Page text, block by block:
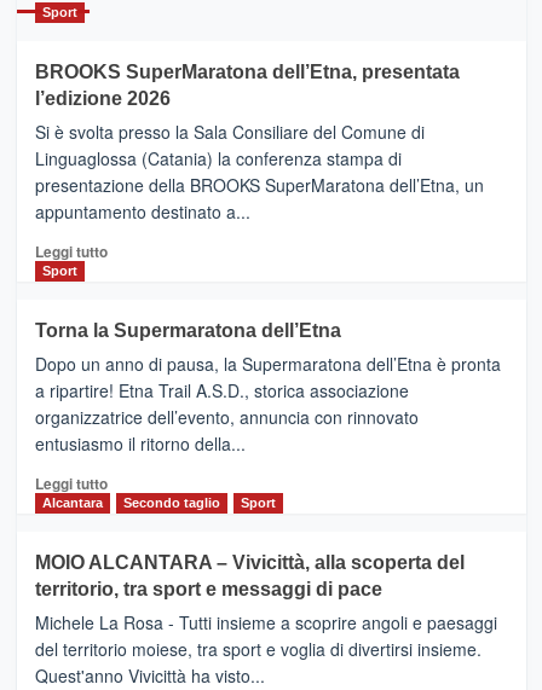
con
la
Al
via
i
collegamenti
Sport
BROOKS SuperMaratona dell’Etna, presentata
l’edizione 2026
Si è svolta presso la Sala Consiliare del Comune di
Linguaglossa (Catania) la conferenza stampa di
presentazione della BROOKS SuperMaratona dell’Etna, un
appuntamento destinato a...
Leggi tuttoLeggi
BROOKS
SuperMaratona
dell’Etna,
presentata
l’edizione
2026
Sport
Torna la Supermaratona dell’Etna
Dopo un anno di pausa, la Supermaratona dell’Etna è pronta
a ripartire! Etna Trail A.S.D., storica associazione
organizzatrice dell’evento, annuncia con rinnovato
entusiasmo il ritorno della...
Leggi tuttoLeggi
Torna
la
Supermaratona
dell’Etna
Alcantara Secondo taglio Sport
MOIO ALCANTARA – Vivicittà, alla scoperta del
territorio, tra sport e messaggi di pace
Michele La Rosa - Tutti insieme a scoprire angoli e paesaggi
del territorio moiese, tra sport e voglia di divertirsi insieme.
Quest'anno Vivicittà ha visto...